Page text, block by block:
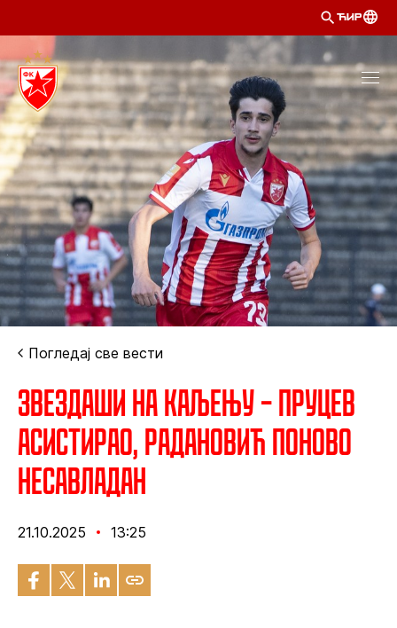
ЋИР
Погледај све вести
Звездаши на каљењу – Пруцев
асистирао, Радановић поново
несавладан
21.10.2025 13:25